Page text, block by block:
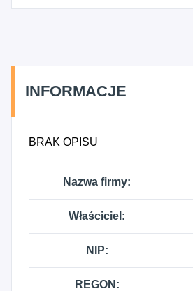
INFORMACJE
BRAK OPISU
Nazwa firmy:
Właściciel:
NIP:
REGON: